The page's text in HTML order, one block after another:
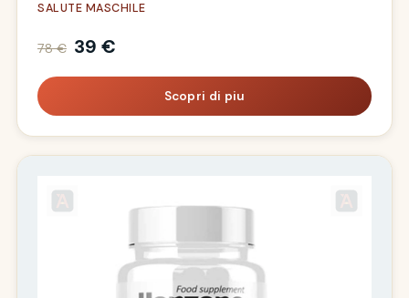
SALUTE MASCHILE
78 € 39 €
Scopri di piu